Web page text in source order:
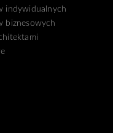
indywidualnych
biznesowych